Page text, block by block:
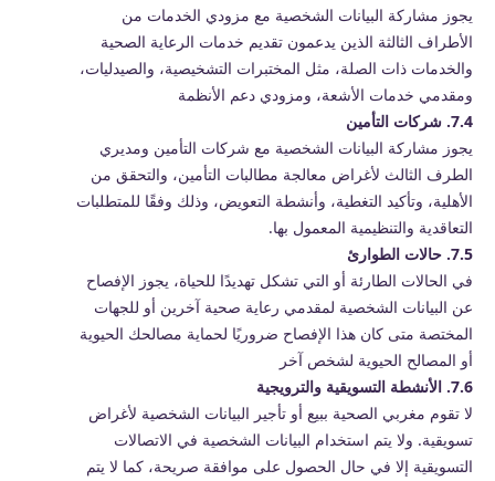
يجوز مشاركة البيانات الشخصية مع مزودي الخدمات من
الأطراف الثالثة الذين يدعمون تقديم خدمات الرعاية الصحية
والخدمات ذات الصلة، مثل المختبرات التشخيصية، والصيدليات،
ومقدمي خدمات الأشعة، ومزودي دعم الأنظمة
7.4. شركات التأمين
يجوز مشاركة البيانات الشخصية مع شركات التأمين ومديري
الطرف الثالث لأغراض معالجة مطالبات التأمين، والتحقق من
الأهلية، وتأكيد التغطية، وأنشطة التعويض، وذلك وفقًا للمتطلبات
التعاقدية والتنظيمية المعمول بها.
7.5. حالات الطوارئ
في الحالات الطارئة أو التي تشكل تهديدًا للحياة، يجوز الإفصاح
عن البيانات الشخصية لمقدمي رعاية صحية آخرين أو للجهات
المختصة متى كان هذا الإفصاح ضروريًا لحماية مصالحك الحيوية
أو المصالح الحيوية لشخص آخر
7.6. الأنشطة التسويقية والترويجية
لا تقوم مغربي الصحية ببيع أو تأجير البيانات الشخصية لأغراض
تسويقية. ولا يتم استخدام البيانات الشخصية في الاتصالات
التسويقية إلا في حال الحصول على موافقة صريحة، كما لا يتم